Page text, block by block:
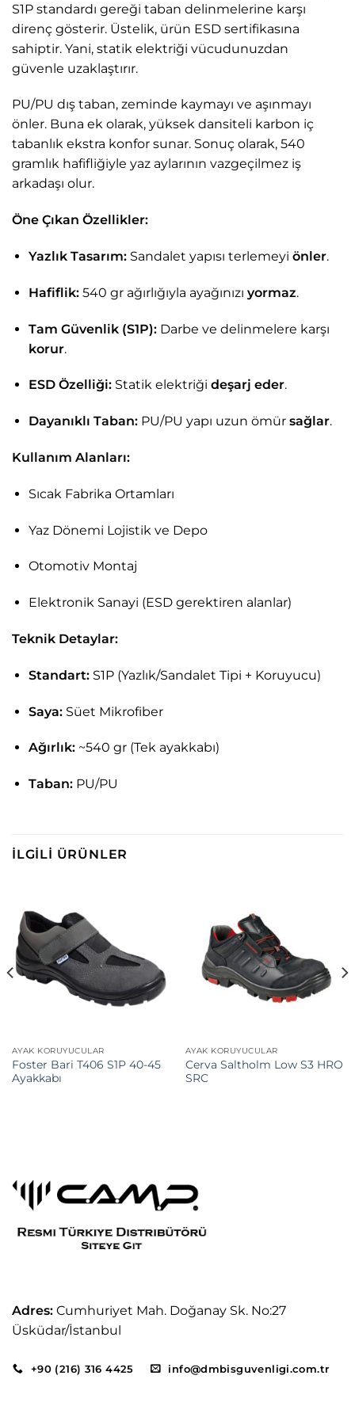
S1P standardı gereği taban delinmelerine karşı
direnç gösterir. Üstelik, ürün ESD sertifikasına
sahiptir. Yani, statik elektriği vücudunuzdan
güvenle uzaklaştırır.
PU/PU dış taban, zeminde kaymayı ve aşınmayı
önler. Buna ek olarak, yüksek dansiteli karbon iç
tabanlık ekstra konfor sunar. Sonuç olarak, 540
gramlık hafifliğiyle yaz aylarının vazgeçilmez iş
arkadaşı olur.
Öne Çıkan Özellikler:
Yazlık Tasarım:Sandalet yapısı terlemeyi önler.
Hafiflik:540 gr ağırlığıyla ayağınızı yormaz.
Tam Güvenlik (S1P):Darbe ve delinmelere karşı
korur.
ESD Özelliği:Statik elektriği deşarj eder.
Dayanıklı Taban:PU/PU yapı uzun ömür sağlar.
Kullanım Alanları:
Sıcak Fabrika Ortamları
Yaz Dönemi Lojistik ve Depo
Otomotiv Montaj
Elektronik Sanayi (ESD gerektiren alanlar)
Teknik Detaylar:
Standart:S1P (Yazlık/Sandalet Tipi + Koruyucu)
Saya:Süet Mikrofiber
Ağırlık:~540 gr (Tek ayakkabı)
Taban:PU/PU
İLGILI ÜRÜNLER
AYAK KORUYUCULAR
Foster Bari T406 S1P 40-45
Ayakkabı
AYAK KORUYUCULAR
Cerva Saltholm Low S3 HRO
SRC
Adres: Cumhuriyet Mah. Doğanay Sk. No:27
Üsküdar/İstanbul
+90 (216) 316 4425 info@dmbisguvenligi.com.tr